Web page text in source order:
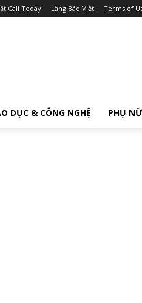
Cali Today Làng Báo Việt Terms of
DỤC & CÔNG NGHỆ PHỤ NỮ